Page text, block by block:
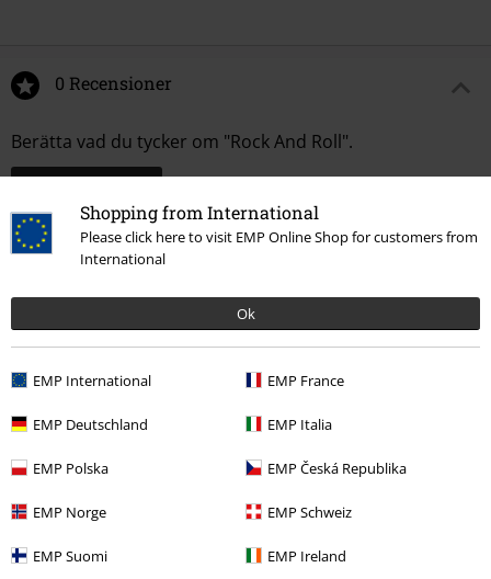
Shopping from International
Please click here to visit EMP Online Shop for customers from
International
Ok
EMP International EMP France
EMP Deutschland EMP Italia
EMP Polska EMP Česká Republika
EMP Norge EMP Schweiz
EMP Suomi EMP Ireland
0 Recensioner
Berätta vad du tycker om "Rock And Roll".
Senast besökt